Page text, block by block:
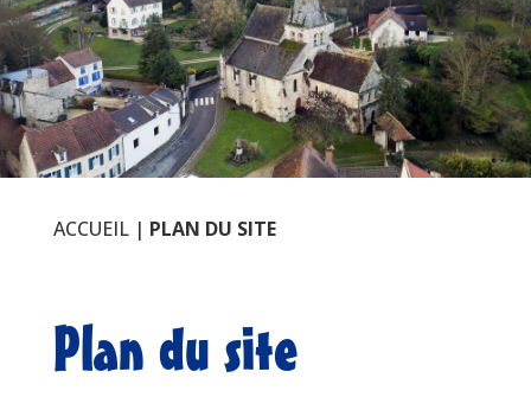
ACCUEIL| PLAN DU SITE
Plan du site